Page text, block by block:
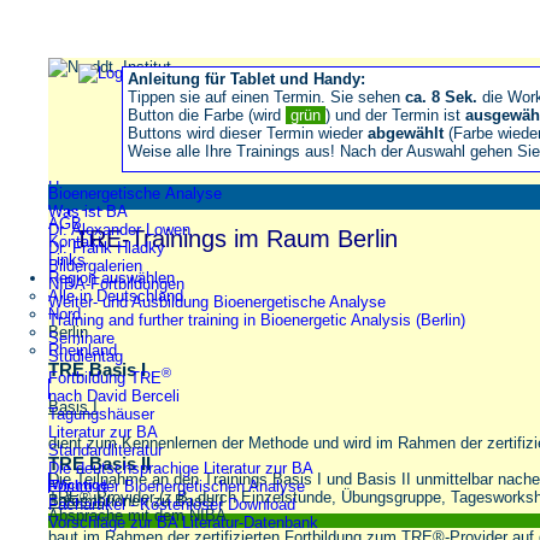
Home
Impressum
AGB
Kontakt
Links
Bioenergetische Analyse
Was ist BA
Dr. Alexander Lowen
Dr. Frank Hladky
Bildergalerien
NIBA-Fortbildungen
Weiter- und Ausbildung Bioenergetische Analyse
Training and further training in Bioenergetic Analysis (Berlin)
Seminare
Studientag
Fortbildung TRE®
nach David Berceli
Tagungshäuser
Literatur zur BA
Standardliteratur
Die deutschsprachige Literatur zur BA
Forum der Bioenergetischen Analyse
Fachartikel - Kostenloser Download
Vorschläge zur BA Literatur-Datenbank
TRE-Trainings im Raum Berlin
Region auswählen
Alle in Deutschland
Nord
Berlin
Rheinland
TRE Basis I
Basis I
dient zum Kennenlernen der Methode und wird im Rahmen der
Die Teilnahme an den Trainings Basis I und Basis II unmittelbar
TRE®-Provider (z.B. durch Einzelstunde, Übungsgruppe,
Absprache mit dem NIBA.
Wichtige
Informationen zu Basis I
TRE Basis II
Basis II
Anleitung für Tablet und Handy:
Tippen sie auf einen Termin. Sie sehen ca. 8 Sek. die
Button die Farbe (wird grün ) und der Termin ist
Buttons wird dieser Termin wieder abgewählt(Farbe
Weise alle Ihre Trainings aus! Nach der Auswahl gehen